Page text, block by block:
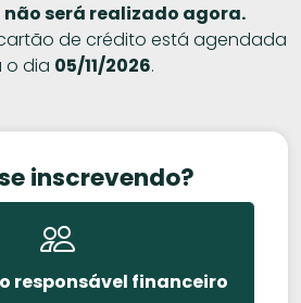
será realizado agora.
de crédito está agendada
o dia 05/11/2026.
inscrevendo?
responsável financeiro